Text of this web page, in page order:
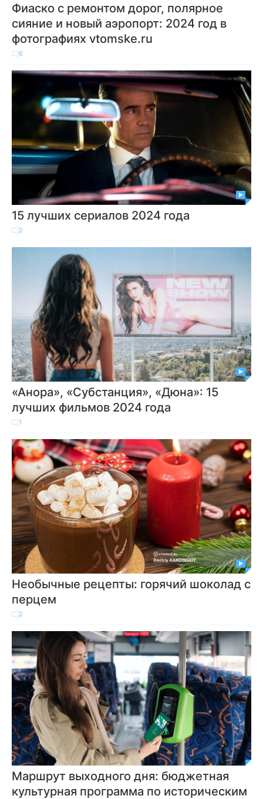
Фиаско с ремонтом дорог, полярное
сияние и новый аэропорт: 2024 год в
фотографиях vtomske.ru
6
15 лучших сериалов 2024 года
2
«Анора», «Субстанция», «Дюна»: 15
лучших фильмов 2024 года
1
Необычные рецепты: горячий шоколад с
перцем
2
Маршрут выходного дня: бюджетная
культурная программа по историческим